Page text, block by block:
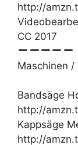
http://
CC 2017
Maschinen /
Bandsäge
http://
Kappsäge
http://